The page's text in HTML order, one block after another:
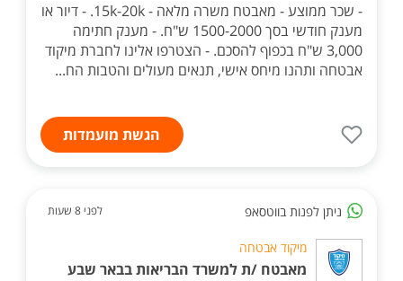
- שכר ממוצע - מאבטח משרה מלאה - 15k-20k. - דיור או
מענק חודשי בסך 1500-2000 ש"ח. - מענק חתימה
3,000 ש"ח בכפוף להסכם. - הצטרפו אלינו לחברת מיקוד
אבטחה ותהנו מיחס אישי, תנאים מעולים והטבות הח...
הגשת מועמדות
ניתן לפנות בווטסאפ לפני 8 שעות
מיקוד אבטחה
מאבטח /ת למשרד הבריאות בבאר שבע